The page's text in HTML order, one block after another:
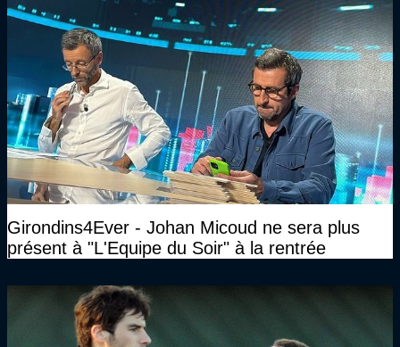
Girondins4Ever - Johan Micoud ne sera plus
présent à "L'Equipe du Soir" à la rentrée